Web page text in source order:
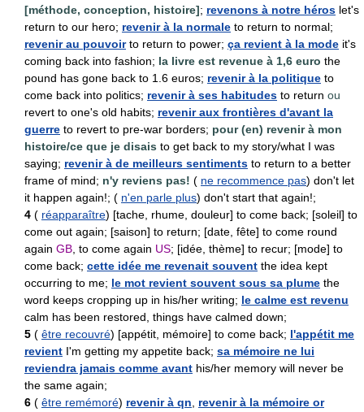
[méthode, conception, histoire]; revenons à notre héros let's
return to our hero; revenir à la normale to return to normal;
revenir au pouvoirto return to power; ça revient à la mode it's
coming back into fashion; la livre est revenue à 1,6 euro the
pound has gone back to 1.6 euros; revenir à la politique to
come back into politics; revenir à ses habitudes to return ou
revert to one's old habits; revenir aux frontières d'avant la
guerre to revert to pre-war borders; pour (en) revenir à mon
histoire/ce que je disais to get back to my story/what I was
saying; revenir à de meilleurs sentiments to return to a better
frame of mind; n'y reviens pas! ( ne recommence pas) don't let
it happen again!; ( n'en parle plus) don't start that again!;
4 ( réapparaître) [tache, rhume, douleur] to come back; [soleil] to
come out again; [saison] to return; [date, fête] to come round
again GB , to come again US; [idée, thème] to recur; [mode] to
come back; cette idée me revenait souvent the idea kept
occurring to me; le mot revient souvent sous sa plume the
word keeps cropping up in his/her writing; le calme est revenu
calm has been restored, things have calmed down;
5 ( être recouvré) [appétit, mémoire] to come back; l'appétit me
revient I'm getting my appetite back; sa mémoire ne lui
reviendra jamais comme avant his/her memory will never be
the same again;
6 ( être remémoré) revenir à qn
revenir à la mémoire or